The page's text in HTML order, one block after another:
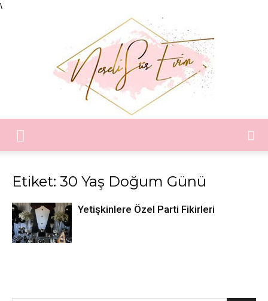
\
Etiket: 30 Yaş Doğum Günü
Yetişkinlere Özel Parti Fikirleri